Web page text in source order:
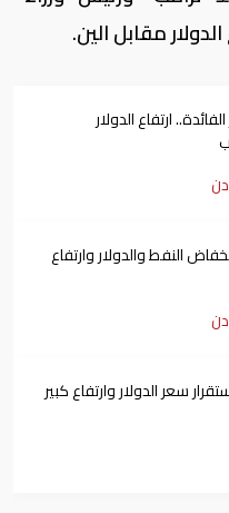
مقابل الين.
ارتفاع الدولار
النفط والدولار وارتفاع
سعر الدولار وارتفاع كبير